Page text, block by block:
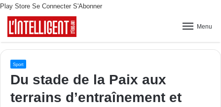
Play Store Se Connecter S'Abonner
Menu
Sport
Du stade de la Paix aux
terrains d’entraînement et